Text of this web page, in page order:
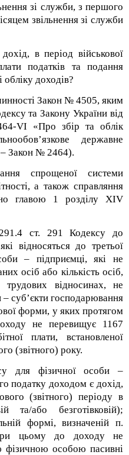
зі служби, з першого
звільнення зі служби
в період військової
податків та подання
обліку доходів?
Закон № 4505, яким
та Закону України від
VI «Про збір та облік
державне
– Закон № 2464).
спрощеної системи
а також справляння
главою 1 розділу XIV
ст. 291 Кодексу до
відносяться до третьої
– підприємці, які не
осіб або кількість осіб,
відносинах, не
суб’єкти господарювання
форми, у яких протягом
не перевищує 1167
плати, встановленої
(звітного) року.
для фізичної особи –
податку доходом є дохід,
(звітного) періоду в
та/або безготівковій);
формі, визначеній п.
цьому до доходу не
фізичною особою пасивні